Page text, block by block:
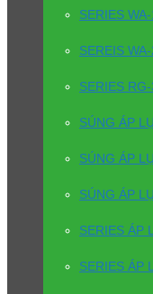
SERIES
SEREIS
SERIES
SÚNG ÁP
SÚNG ÁP
SÚNG ÁP
SERIES ÁP
SERIES ÁP